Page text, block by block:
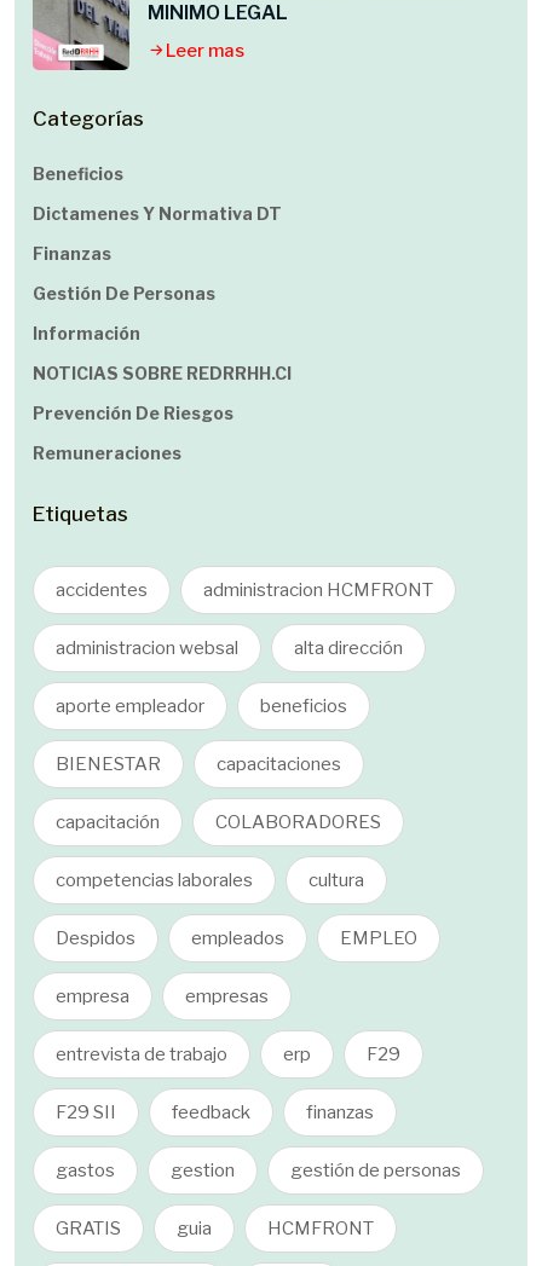
MINIMO LEGAL
Leer mas
Categorías
Beneficios
Dictamenes Y Normativa DT
Finanzas
Gestión De Personas
Información
NOTICIAS SOBRE REDRRHH.cl
Prevención De Riesgos
Remuneraciones
Etiquetas
accidentes administracion HCMFRONT
administracion websal alta dirección
aporte empleador beneficios
BIENESTAR capacitaciones
capacitación COLABORADORES
competencias laborales cultura
Despidos empleados EMPLEO
empresa empresas
entrevista de trabajo erp F29
F29 SII feedback finanzas
gastos gestion gestión de personas
GRATIS guia HCMFRONT